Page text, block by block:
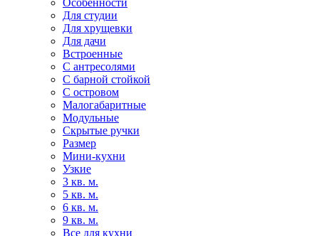
Особенности
Для студии
Для хрущевки
Для дачи
Встроенные
С антресолями
С барной стойкой
С островом
Малогабаритные
Модульные
Скрытые ручки
Размер
Мини-кухни
Узкие
3 кв. м.
5 кв. м.
6 кв. м.
9 кв. м.
Все для кухни